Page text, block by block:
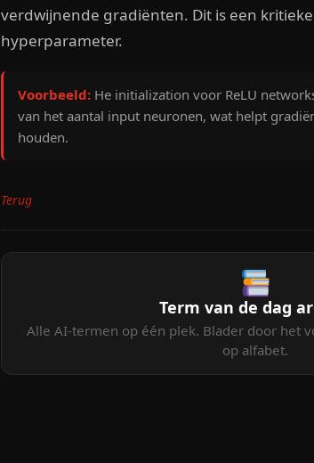
verdwijnende gradiënten. Dit is een
hyperparameter.
Voorbeeld: He initialization voor ReLU
van het aantal input neuronen, wat helpt
houden.
Terug
Term van de dag
Alle AI-termen op één plek. Blader door het
op alfabet.